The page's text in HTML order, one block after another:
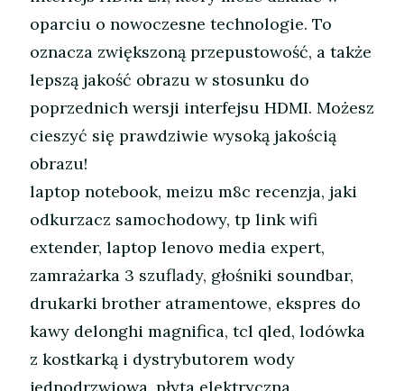
oparciu o nowoczesne technologie. To
oznacza zwiększoną przepustowość, a także
lepszą jakość obrazu w stosunku do
poprzednich wersji interfejsu HDMI. Możesz
cieszyć się prawdziwie wysoką jakością
obrazu!
laptop notebook, meizu m8c recenzja, jaki
odkurzacz samochodowy, tp link wifi
extender, laptop lenovo media expert,
zamrażarka 3 szuflady, głośniki soundbar,
drukarki brother atramentowe, ekspres do
kawy delonghi magnifica, tcl qled, lodówka
z kostkarką i dystrybutorem wody
jednodrzwiowa, płyta elektryczna